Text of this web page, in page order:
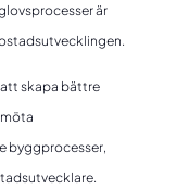
är
skapa bättre
byggprocesser,